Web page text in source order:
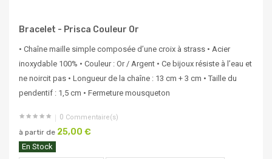
Bracelet - Prisca Couleur Or
• Chaîne maille simple composée d’une croix à strass • Acier
inoxydable 100% • Couleur : Or / Argent • Ce bijoux résiste à l’eau et
ne noircit pas • Longueur de la chaîne : 13 cm + 3 cm • Taille du
pendentif : 1,5 cm • Fermeture mousqueton
0 Commentaire(s)
à partir de 25,00 €
En Stock